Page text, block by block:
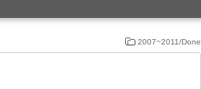
2007~2011/Done